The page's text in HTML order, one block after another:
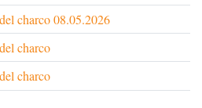
charco 08.05.2026
charco
charco